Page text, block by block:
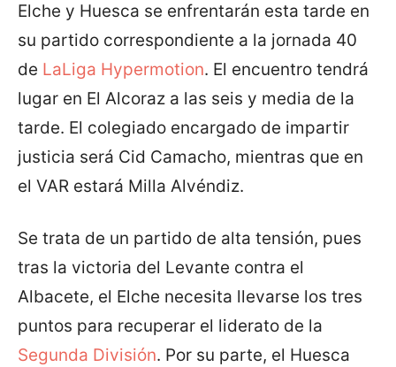
Elche y Huesca se enfrentarán esta tarde en
su partido correspondiente a la jornada 40
de LaLiga Hypermotion. El encuentro tendrá
lugar en El Alcoraz a las seis y media de la
tarde. El colegiado encargado de impartir
justicia será Cid Camacho, mientras que en
el VAR estará Milla Alvéndiz.
Se trata de un partido de alta tensión, pues
tras la victoria del Levante contra el
Albacete, el Elche necesita llevarse los tres
puntos para recuperar el liderato de la
Segunda División. Por su parte, el Huesca